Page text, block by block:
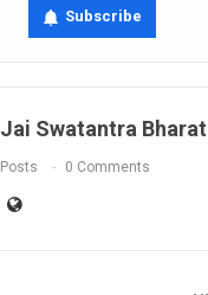
Subscribe
Jai Swatantra Bharat
Posts 0 Comments